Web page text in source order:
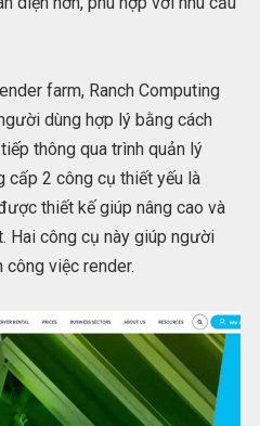
farm, Ranch Computing
dùng hợp lý bằng cách
thông qua trình quản lý
cấp 2 công cụ thiết yếu là
thiết kế giúp nâng cao và
Hai công cụ này giúp người
việc render.